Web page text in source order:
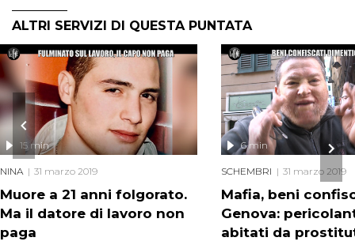
ALTRI SERVIZI DI QUESTA PUNTATA
Muore a 21 anni folgorato.
Ma il datore di lavoro non
paga
15 min
NINA 31 marzo 2019
Mafia, beni
Genova:
abitati da
6 min
SCHEMBRI 31 marzo 2019